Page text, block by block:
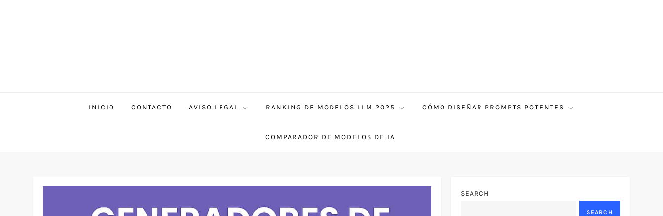
INICIO CONTACTO AVISO LEGAL RANKING DE MODELOS LLM 2025 CÓMO DISEÑAR PROMPTS POTENTES
COMPARADOR DE MODELOS DE IA
SEARCH
SEARCH